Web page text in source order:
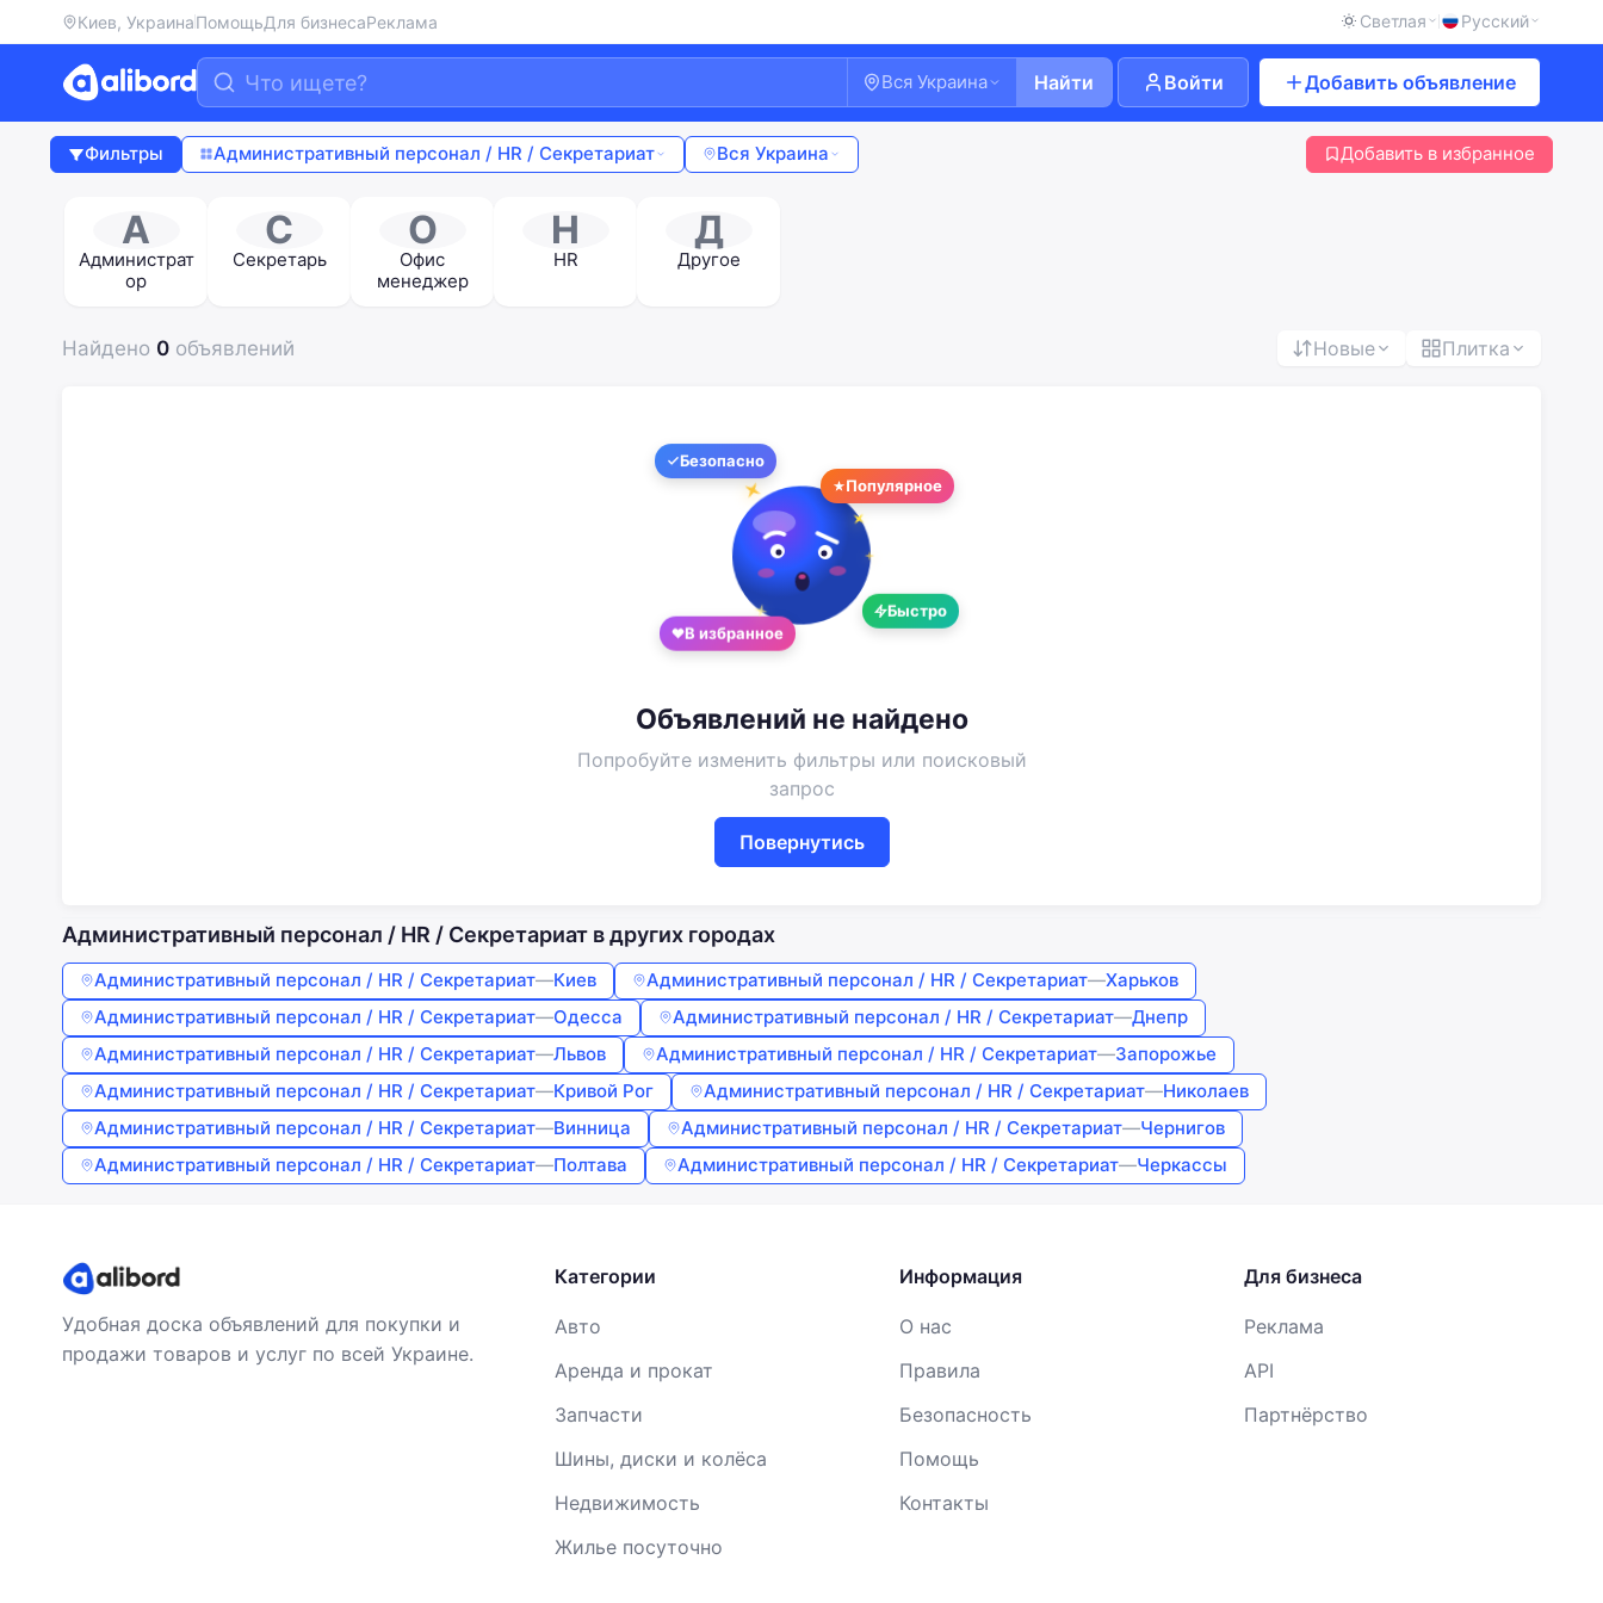
Киев, УкраинаПомощьДля бизнесаРеклама Светлая Русский
Вся Украина Найти Войти Добавить объявление
Фильтры Административный персонал / HR / Секретариат Вся Украина Добавить в избранное
А
Администрат
ор
С
Секретарь
О
Офис
менеджер
H
HR
Д
Другое
Найдено 0 объявлений Новые Плитка
Безопасно
Популярное
Быстро
В избранное
Объявлений не найдено
Попробуйте изменить фильтры или поисковый
запрос
Повернутись
Административный персонал / HR / Секретариат в других городах
Административный персонал / HR / Секретариат—Киев Административный персонал / HR / Секретариат—Харьков
Административный персонал / HR / Секретариат—Одесса Административный персонал / HR / Секретариат—Днепр
Административный персонал / HR / Секретариат—Львов Административный персонал / HR / Секретариат—Запорожье
Административный персонал / HR / Секретариат—Кривой Рог Административный персонал / HR / Секретариат—Николаев
Административный персонал / HR / Секретариат—Винница Административный персонал / HR / Секретариат—Чернигов
Административный персонал / HR / Секретариат—Полтава Административный персонал / HR / Секретариат—Черкассы
Удобная доска объявлений для покупки и
продажи товаров и услуг по всей Украине.
Категории
Авто
Аренда и прокат
Запчасти
Шины, диски и колёса
Недвижимость
Жилье посуточно
Информация
О нас
Правила
Безопасность
Помощь
Контакты
Для бизнеса
Реклама
API
Партнёрство
Добро пожаловать!
Войдите или создайте аккаунт
Google Telegram
Вход Регистрация
Введите номер или почту
Запомнить меня
Войти
Продолжая, вы соглашаетесь сУсловиями использования,
Договором публичной офертыиПолитикой
конфиденциальности